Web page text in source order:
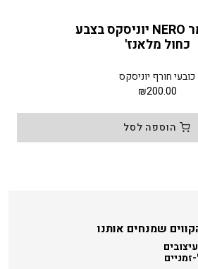
כובע צמר NERO יוניסקס בצבע
כחול מלאנז'
כובעי חורף יוניסקס
₪200.00
הוספה לסל
שמנחים אותנו
עיצובים
זמניים